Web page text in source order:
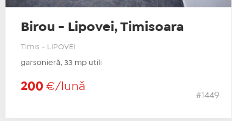
Birou - Lipovei, Timisoara
Timis - LIPOVEI
garsonieră, 33 mp utili
200€/lună
#1449